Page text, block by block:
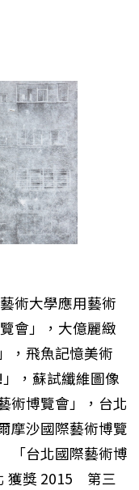
術大學應用藝術
會」，大億麗緻
飛魚記憶美術
，蘇試纖維圖像
博覽會」，台北
沙國際藝術博覽
「台北國際藝術博
獲獎 2015 第三